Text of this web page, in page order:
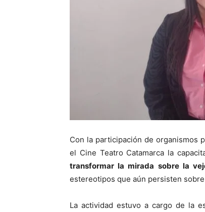
Con la participación de organismos
el Cine Teatro Catamarca la
transformar la mirada sobre la
estereotipos que aún persisten
La actividad estuvo a cargo de la